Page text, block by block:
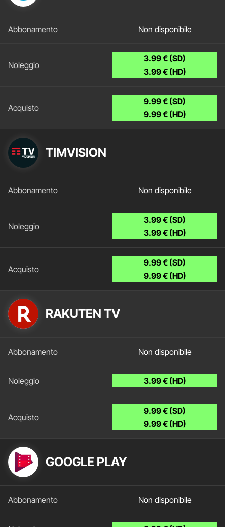
Non disponibile
3.99 € (SD)
3.99 € (HD)
9.99 € (SD)
9.99 € (HD)
TIMVISION
Non disponibile
3.99 € (SD)
3.99 € (HD)
9.99 € (SD)
9.99 € (HD)
RAKUTEN TV
Non disponibile
3.99 € (HD)
9.99 € (SD)
9.99 € (HD)
GOOGLE PLAY
Non disponibile